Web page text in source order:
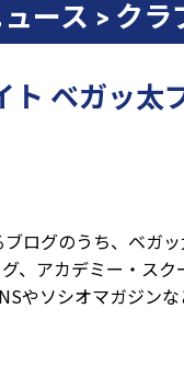
ース > クラ
ベガッ太
ログのうち、ベガ
、アカデミー・ス
やソシオマガジン